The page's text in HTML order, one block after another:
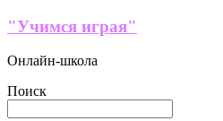
Перейти
содержимому
"Учимся играя"
Онлайн-школа
Поиск